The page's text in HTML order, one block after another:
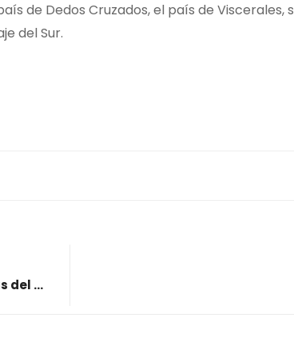
de Dedos Cruzados, el país de
del Sur.
La balada del desaparecido y otros poemas del duelo